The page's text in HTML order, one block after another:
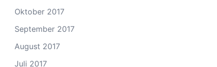
Oktober 2017
September 2017
August 2017
Juli 2017